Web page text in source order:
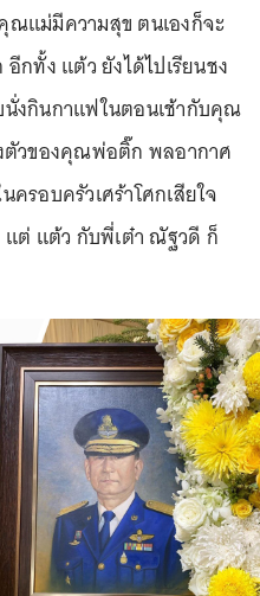
แม่มีความสุข ตนเองก็จะ
กทั้ง แต้ว ยังได้ไปเรียนชง
งกินกาแฟในตอนเช้ากับคุณ
ตัวของคุณพ่อติ๊ก พลอากาศ
รอบครัวเศร้าโศกเสียใจ
ต่ แต้ว กับพี่เต๋า ณัฐวดี ก็